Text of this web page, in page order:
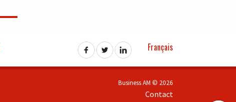
Français
Business AM © 2026
Contact